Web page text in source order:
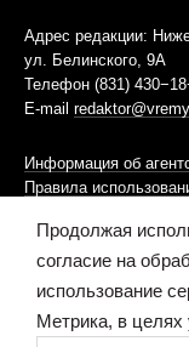
Адрес редакции:
ул. Белинского, 9А
Телефон (831)
E-mail
Информация об
Правила
Информационная
Ресурс содержит
Продолжая
согласие на
использование
Метрика, в